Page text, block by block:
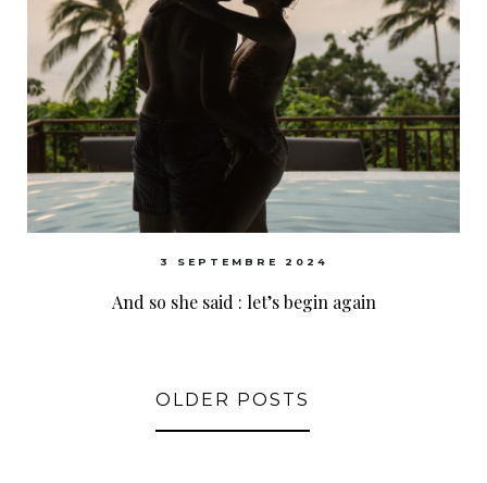
3 SEPTEMBRE 2024
And so she said : let’s begin again
OLDER POSTS